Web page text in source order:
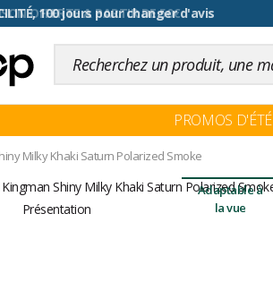
100 jours pour changer d'avis
PROMOS D'ÉTÉ
Milky Khaki Saturn Polarized Smoke
Adaptable à
la vue